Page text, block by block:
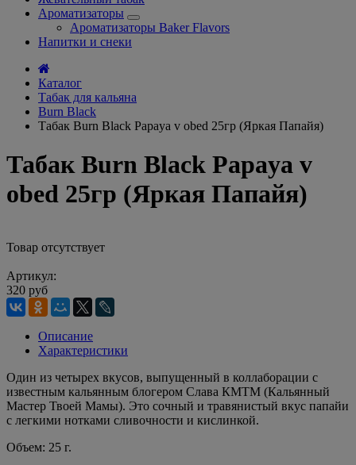
Ароматизаторы
Ароматизаторы Baker Flavors
Напитки и снеки
Каталог
Табак для кальяна
Burn Black
Табак Burn Black Papaya v obed 25гр (Яркая Папайя)
Табак Burn Black Papaya v
obed 25гр (Яркая Папайя)
Товар отсутствует
Артикул:
320 руб
Описание
Характеристики
Один из четырех вкусов, выпущенный в коллаборации с
известным кальянным блогером Слава КМТМ (Кальянный
Мастер Твоей Мамы). Это сочный и травянистый вкус папайи
с легкими нотками сливочности и кислинкой.
Объем: 25 г.